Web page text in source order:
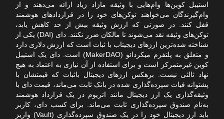
استیبل کوین‌ها وام‌هایی با وثیقه مازاد زیاد ارائه می‌دهند و از
وام‌گیرندگان می‌خواهند توکن‌های خود را در قراردادهای هوشمند
قفل کنند. در صورتی که ارزش وثیقه بیش از حد کاهش یابد،
توکن‌های وثیقه نقد می‌شوند تا مالکان ضرر نکنند. دای (DAI) یکی از
شناخته شده‌ترین ارزهای دیجیتاب با ثبات است که ارزش دلاری دارد
و متعلق به پلتفرم میکردائو (MakerDAO) است. دای یک استیبل
کوین غیرمتمرکز است و برای استفاده از آن نیازی به اعتماد به هیچ
نهاد ثالثی نیست. برهکس ارزهای دیجیتال باثبات که قیمتشان با
پشتوانه فیات سپرده‌گذاری ‌شده در بانک ثابت می‌ماند، قیمت دای با
وثیقه‌گذاری یک ارز دیجیتال مانند اتریوم در یک قرارداد هوشمند
به‌نام صندوق سپرده‌گذاری ثابت می‌ماند. برای کسب دای، کاربر
باید ارز دیجیتال خود را در یک صندوق سپرده‌گذاری (Vault) واریز